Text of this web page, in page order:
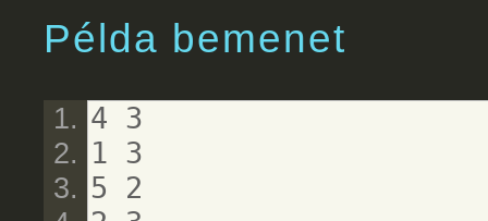
Példa bemenet
4 3
1 3
5 2